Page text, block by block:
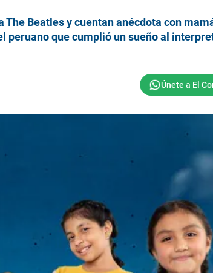
Beatles y cuentan anécdota con
peruano que cumplió un sueño al